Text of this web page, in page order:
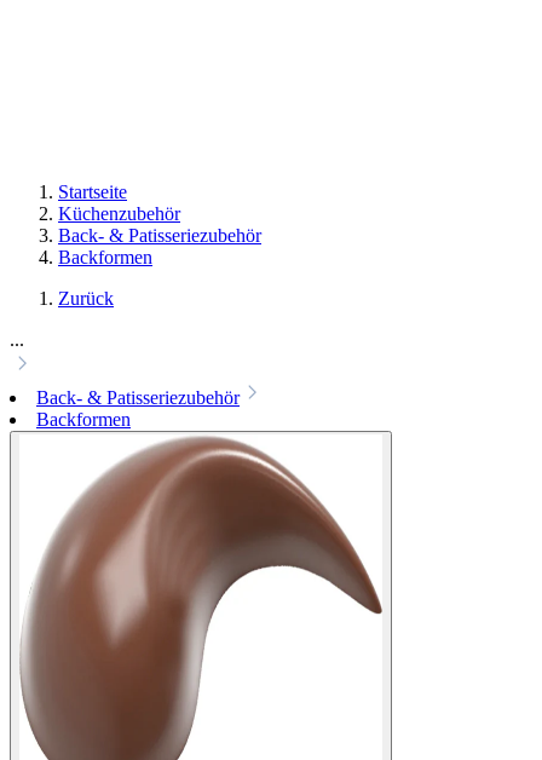
Startseite
Küchenzubehör
Back- & Patisseriezubehör
Backformen
Zurück
...
Back- & Patisseriezubehör
Backformen